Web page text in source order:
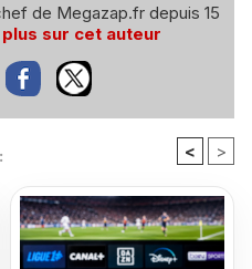
de Megazap.fr depuis 15
plus sur cet auteur
< >